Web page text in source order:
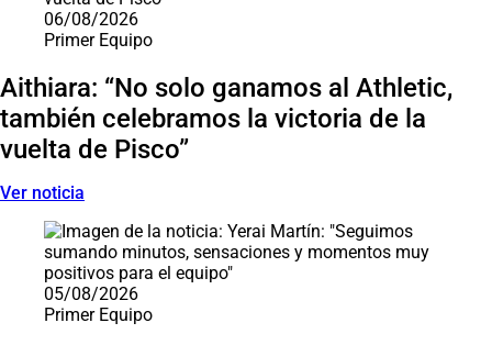
06/08/2026
Primer Equipo
Aithiara: “No solo ganamos al Athletic,
también celebramos la victoria de la
vuelta de Pisco”
Ver noticia
05/08/2026
Primer Equipo